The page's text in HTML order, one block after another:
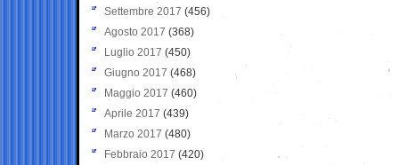
Settembre 2017 (456)
Agosto 2017 (368)
Luglio 2017 (450)
Giugno 2017 (468)
Maggio 2017 (460)
Aprile 2017 (439)
Marzo 2017 (480)
Febbraio 2017 (420)